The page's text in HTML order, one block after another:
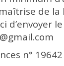
de
d’envoyer
n° 19642